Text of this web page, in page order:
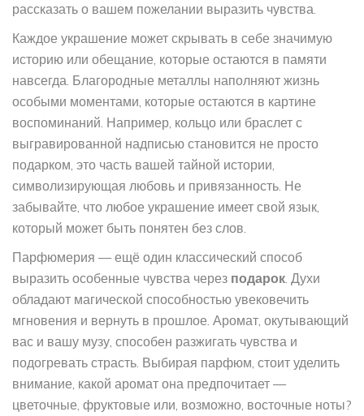
рассказать о вашем пожелании выразить чувства.
Каждое украшение может скрывать в себе значимую
историю или обещание, которые остаются в памяти
навсегда. Благородные металлы наполняют жизнь
особыми моментами, которые остаются в картине
воспоминаний. Например, кольцо или браслет с
выгравированной надписью становится не просто
подарком, это часть вашей тайной истории,
символизирующая любовь и привязанность. Не
забывайте, что любое украшение имеет свой язык,
который может быть понятен без слов.
Парфюмерия — ещё один классический способ
выразить особенные чувства через подарок. Духи
обладают магической способностью увековечить
мгновения и вернуть в прошлое. Аромат, окутывающий
вас и вашу музу, способен разжигать чувства и
подогревать страсть. Выбирая парфюм, стоит уделить
внимание, какой аромат она предпочитает —
цветочные, фруктовые или, возможно, восточные ноты?